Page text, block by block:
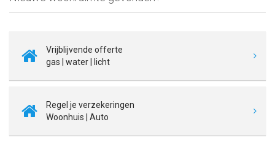
Vrijblijvende offerte
gas | water | licht
Regel je verzekeringen
Woonhuis | Auto